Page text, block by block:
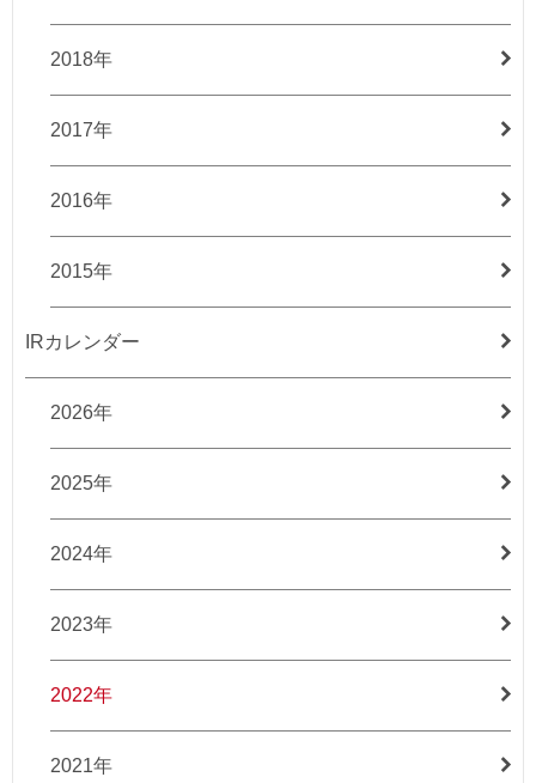
2018年
2017年
2016年
2015年
IRカレンダー
2026年
2025年
2024年
2023年
2022年
2021年